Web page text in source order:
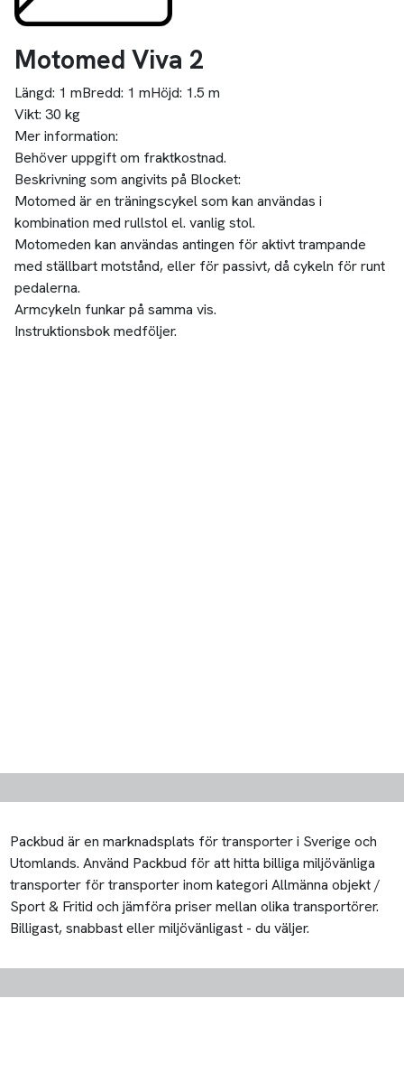
Motomed Viva 2
Längd: 1 mBredd: 1 mHöjd: 1.5 m
Vikt: 30 kg
Mer information:
Behöver uppgift om fraktkostnad.
Beskrivning som angivits på Blocket:
Motomed är en träningscykel som kan användas i
kombination med rullstol el. vanlig stol.
Motomeden kan användas antingen för aktivt trampande
med ställbart motstånd, eller för passivt, då cykeln för runt
pedalerna.
Armcykeln funkar på samma vis.
Instruktionsbok medföljer.
Packbud är en marknadsplats för transporter i Sverige och
Utomlands. Använd Packbud för att hitta billiga miljövänliga
transporter för transporter inom kategori Allmänna objekt /
Sport & Fritid och jämföra priser mellan olika transportörer.
Billigast, snabbast eller miljövänligast - du väljer.